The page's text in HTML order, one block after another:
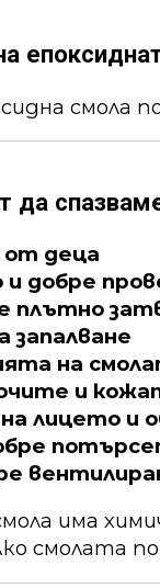
смола
да
деца
и добре
плътно
запалване
на
и
лицето и
има
смолата